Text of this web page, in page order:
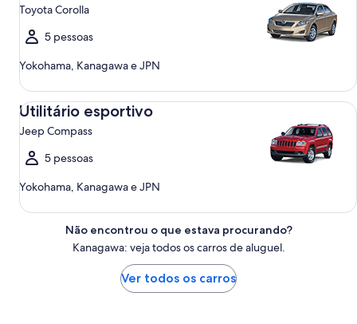
Toyota Corolla
5 pessoas
Yokohama, Kanagawa e JPN
Utilitário esportivo
Jeep Compass
5 pessoas
Yokohama, Kanagawa e JPN
Utilitário esportivo Jeep Compass
Não encontrou o que estava procurando?
Kanagawa: veja todos os carros de aluguel.
Ver todos os carros